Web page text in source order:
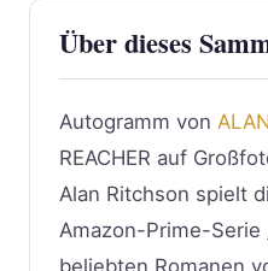
Über dieses
Autogramm von
REACHER auf
Alan Ritchson spielt
Amazon-Prime-Serie
beliebten Romanen